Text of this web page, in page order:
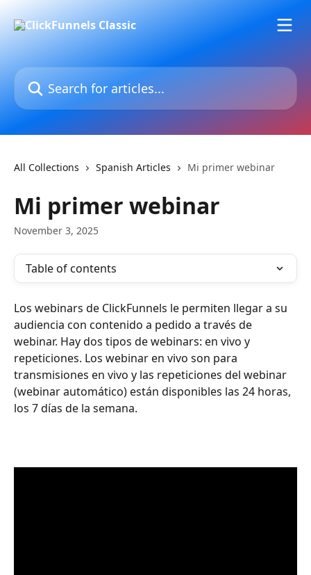
Search for articles...
All Collections Spanish Articles Mi primer webinar
Mi primer webinar
November 3, 2025
Table of contents
Los webinars de ClickFunnels le permiten llegar a su
audiencia con contenido a pedido a través de
webinar. Hay dos tipos de webinars: en vivo y
repeticiones. Los webinar en vivo son para
transmisiones en vivo y las repeticiones del webinar
(webinar automático) están disponibles las 24 horas,
los 7 días de la semana.